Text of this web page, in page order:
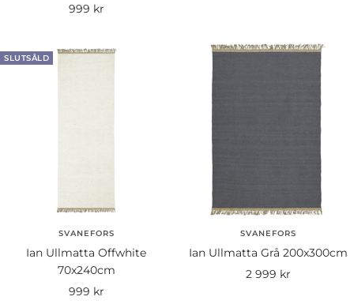
Rea-
999 kr
SLUTSÅLD
SVANEFORS
Ian Ullmatta Offwhite
70x240cm
Rea-
999 kr
SVANEFORS
Ian Ullmatta Grå 200x300cm
Rea-
2 999 kr